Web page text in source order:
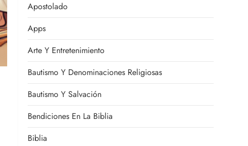
Apostolado
Apps
Arte Y Entretenimiento
Bautismo Y Denominaciones Religiosas
Bautismo Y Salvación
Bendiciones En La Biblia
Biblia